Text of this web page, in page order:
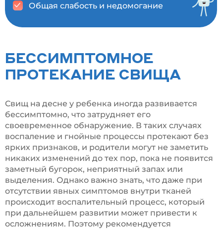
Общая слабость и недомогание
БЕССИМПТОМНОЕ
ПРОТЕКАНИЕ СВИЩА
Свищ на десне у ребенка иногда развивается
бессимптомно, что затрудняет его
своевременное обнаружение. В таких случаях
воспаление и гнойные процессы протекают без
ярких признаков, и родители могут не заметить
никаких изменений до тех пор, пока не появится
заметный бугорок, неприятный запах или
выделения. Однако важно знать, что даже при
отсутствии явных симптомов внутри тканей
происходит воспалительный процесс, который
при дальнейшем развитии может привести к
осложнениям. Поэтому рекомендуется